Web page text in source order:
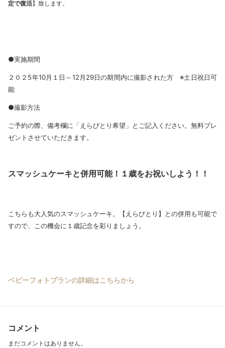
定で復活】致します。
●実施期間
２０２5年10月１日～12月29日の期間内に撮影された方 ※土日祝日可
能
●撮影方法
ご予約の際、備考欄に「えらびとり希望」とご記入ください。無料プレ
ゼントさせていただきます。
スマッシュケーキと併用可能！１歳をお祝いしよう！！
こちらも大人気のスマッシュケーキ。【えらびとり】との併用も可能で
すので、この機会に１歳記念を彩りましょう。
ベビーフォトプランの詳細はこちらから
コメント
まだコメントはありません。